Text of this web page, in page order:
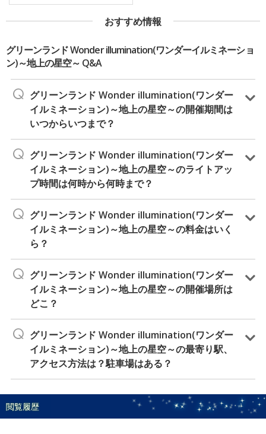
おすすめ情報
グリーンランド Wonder illumination(ワンダーイルミネーショ
ン)～地上の星空～ Q&A
グリーンランド Wonder illumination(ワンダー
イルミネーション)～地上の星空～の開催期間は
いつからいつまで？
グリーンランド Wonder illumination(ワンダー
イルミネーション)～地上の星空～のライトアッ
プ時間は何時から何時まで？
グリーンランド Wonder illumination(ワンダー
イルミネーション)～地上の星空～の料金はいく
ら？
グリーンランド Wonder illumination(ワンダー
イルミネーション)～地上の星空～の開催場所は
どこ？
グリーンランド Wonder illumination(ワンダー
イルミネーション)～地上の星空～の最寄り駅、
アクセス方法は？駐車場はある？
閲覧履歴